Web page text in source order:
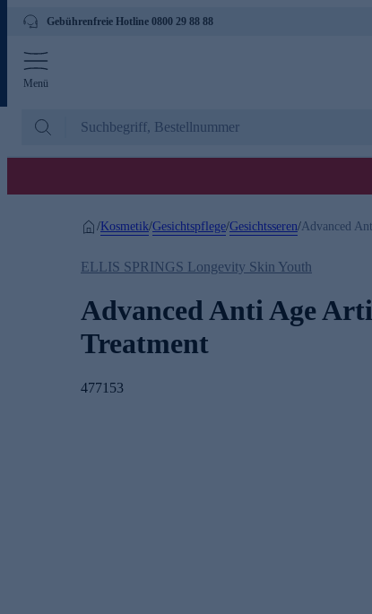
Gebührenfreie Hotline 0800 29 88 88
Menü
/Kosmetik/Gesichtspflege/Gesichtsseren/Advanced
ELLIS SPRINGS Longevity Skin Youth
Advanced Anti Age
Treatment
477153